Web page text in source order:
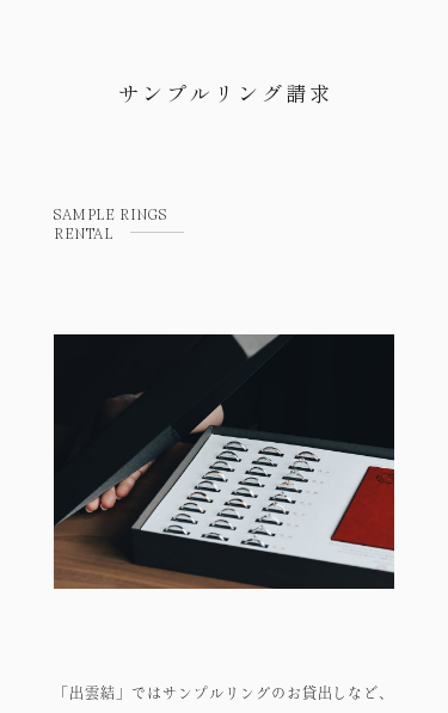
サンプルリング請求
SAMPLE RINGS
RENTAL
「出雲結」ではサンプルリングのお貸出しなど、